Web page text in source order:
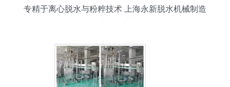
专精于离心脱水与粉粹技术 上海永新脱水机械制造